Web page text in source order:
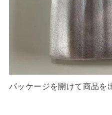
パッケージを開けて商品を